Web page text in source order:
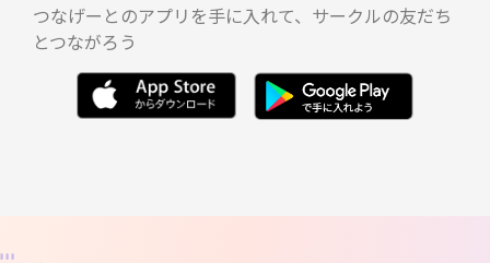
つなげーとのアプリを手に入れて、サークルの友だち
とつながろう